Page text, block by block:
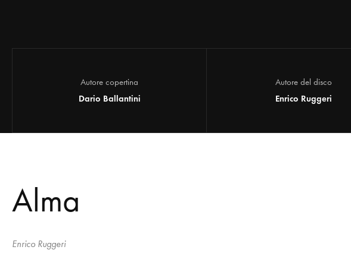
Autore copertina
Dario Ballantini
Autore del disco
Enrico Ruggeri
Alma
Enrico Ruggeri